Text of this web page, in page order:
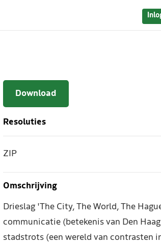
Download
Resoluties
ZIP
Omschrijving
Drieslag 'The City, The World, The
communicatie (betekenis van Den
stadstrots (een wereld van contrasten